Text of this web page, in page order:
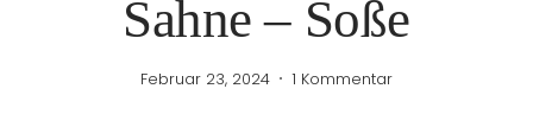
Sahne – Soße
Februar 23, 2024 1 Kommentar